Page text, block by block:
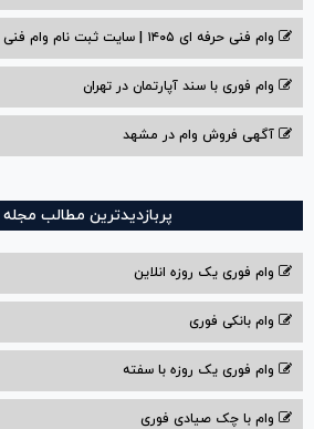
وام فنی حرفه ای ۱۴۰۵ | سایت ثبت نام وام فنی حرفه ای
وام فوری با سند آپارتمان در تهران
آگهی فروش وام در مشهد
پربازدیدترین مطالب مجله
وام فوری یک روزه انلاین
وام بانکی فوری
وام فوری یک روزه با سفته
وام با‌ چک صیادی‌ فوری